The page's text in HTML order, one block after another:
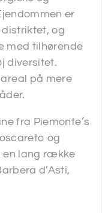
er
og
med tilhørende
diversitet.
på mere
fra Piemonte’s
og
en lang række
d’Asti,